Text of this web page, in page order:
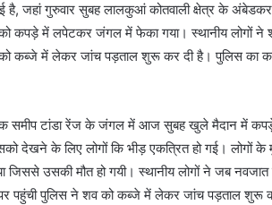
है, जहां गुरुवार सुबह लालकुआं कोतवाली क्षेत्र के
कपड़े में लपेटकर जंगल में फेका गया। स्थानीय लोगों ने
कब्जे में लेकर जांच पड़ताल शुरू कर दी है। पुलिस का
एक समीप टांडा रेंज के जंगल में आज सुबह खुले मैदान में
देखने के लिए लोगों कि भीड़ एकत्रित हो गई। लोगों के
जिससे उसकी मौत हो गयी। स्थानीय लोगों ने जब
पहुंची पुलिस ने शव को कब्जे में लेकर जांच पड़ताल शुरू